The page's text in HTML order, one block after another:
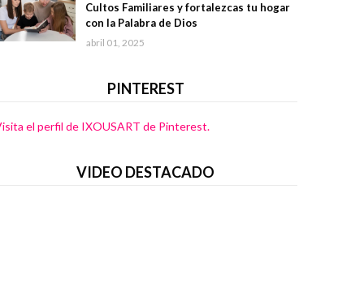
Cultos Familiares y fortalezcas tu hogar
con la Palabra de Dios
abril 01, 2025
PINTEREST
el perfil de IXOUSART de Pinterest.
VIDEO DESTACADO